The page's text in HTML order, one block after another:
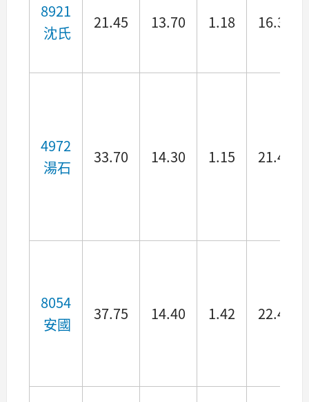
8921
沈氏
21.45 13.70 1.18 16.33
4972
湯石
33.70 14.30 1.15 21.43
8054
安國
37.75 14.40 1.42 22.42